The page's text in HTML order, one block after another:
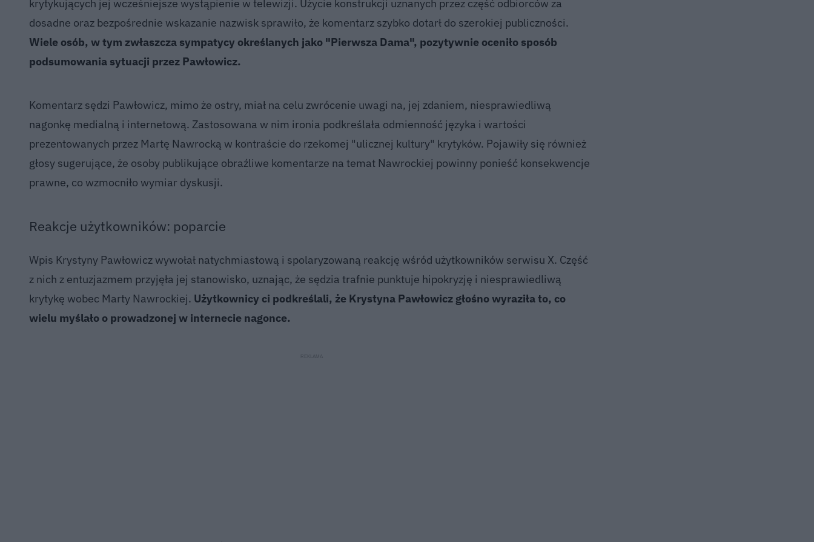
krytykujących jej wcześniejsze wystąpienie w telewizji. Użycie konstrukcji uznanych przez część odbiorców za
dosadne oraz bezpośrednie wskazanie nazwisk sprawiło, że komentarz szybko dotarł do szerokiej publiczności.
Wiele osób, w tym zwłaszcza sympatycy określanych jako "Pierwsza Dama", pozytywnie oceniło sposób
podsumowania sytuacji przez Pawłowicz.
Komentarz sędzi Pawłowicz, mimo że ostry, miał na celu zwrócenie uwagi na, jej zdaniem, niesprawiedliwą
nagonkę medialną i internetową. Zastosowana w nim ironia podkreślała odmienność języka i wartości
prezentowanych przez Martę Nawrocką w kontraście do rzekomej "ulicznej kultury" krytyków. Pojawiły się również
głosy sugerujące, że osoby publikujące obraźliwe komentarze na temat Nawrockiej powinny ponieść konsekwencje
prawne, co wzmocniło wymiar dyskusji.
Reakcje użytkowników: poparcie
Wpis Krystyny Pawłowicz wywołał natychmiastową i spolaryzowaną reakcję wśród użytkowników serwisu X. Część
z nich z entuzjazmem przyjęła jej stanowisko, uznając, że sędzia trafnie punktuje hipokryzję i niesprawiedliwą
krytykę wobec Marty Nawrockiej. Użytkownicy ci podkreślali, że Krystyna Pawłowicz głośno wyraziła to, co
wielu myślało o prowadzonej w internecie nagonce.